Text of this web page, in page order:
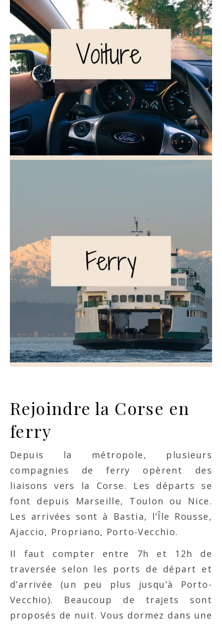
Rejoindre la Corse en
ferry
Depuis la métropole, plusieurs
compagnies de ferry opèrent des
liaisons vers la Corse. Les départs se
font depuis Marseille, Toulon ou Nice.
Les arrivées sont à Bastia, l’Île Rousse,
Ajaccio, Propriano, Porto-Vecchio.
Il faut compter entre 7h et 12h de
traversée selon les ports de départ et
d’arrivée (un peu plus jusqu’à Porto-
Vecchio). Beaucoup de trajets sont
proposés de nuit. Vous dormez dans une